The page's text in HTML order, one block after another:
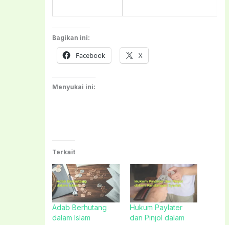
Bagikan ini:
Facebook X
Menyukai ini:
Terkait
Adab Berhutang
dalam Islam
Hukum Paylater
dan Pinjol dalam